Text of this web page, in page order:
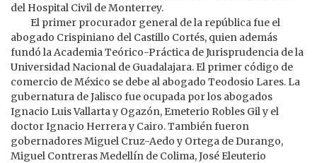
del Hospital Civil de Monterrey.
El primer procurador general de la república fue el
abogado Crispiniano del Castillo Cortés, quien además
fundó la Academia Teórico-Práctica de Jurisprudencia de la
Universidad Nacional de Guadalajara. El primer código de
comercio de México se debe al abogado Teodosio Lares. La
gubernatura de Jalisco fue ocupada por los abogados
Ignacio Luis Vallarta y Ogazón, Emeterio Robles Gil y el
doctor Ignacio Herrera y Cairo. También fueron
gobernadores Miguel Cruz-Aedo y Ortega de Durango,
Miguel Contreras Medellín de Colima, José Eleuterio